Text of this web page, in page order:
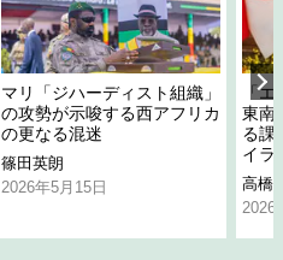
マリ「ジハーディスト組織」
の攻勢が示唆する西アフリカ
の更なる混迷
篠田英朗
2026年5月15日
「
東南
る課
イラ
高橋
2026